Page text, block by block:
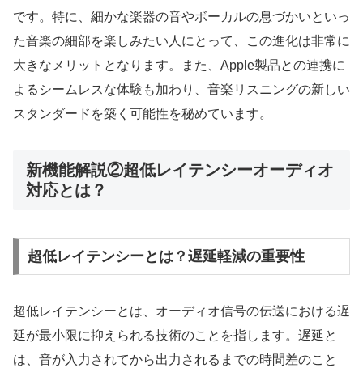
です。特に、細かな楽器の音やボーカルの息づかいといっ
た音楽の細部を楽しみたい人にとって、この進化は非常に
大きなメリットとなります。また、Apple製品との連携に
よるシームレスな体験も加わり、音楽リスニングの新しい
スタンダードを築く可能性を秘めています。
新機能解説②超低レイテンシーオーディオ
対応とは？
超低レイテンシーとは？遅延軽減の重要性
超低レイテンシーとは、オーディオ信号の伝送における遅
延が最小限に抑えられる技術のことを指します。遅延と
は、音が入力されてから出力されるまでの時間差のこと